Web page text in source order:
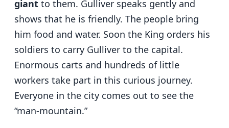
giant to them. Gulliver speaks gently and
shows that he is friendly. The people bring
him food and water. Soon the King orders his
soldiers to carry Gulliver to the capital.
Enormous carts and hundreds of little
workers take part in this curious journey.
Everyone in the city comes out to see the
“man-mountain.”